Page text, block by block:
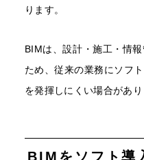
ります。
BIMは、設計・施工・情
ため、従来の業務にソフ
を発揮しにくい場合があり
BIMをソフト導